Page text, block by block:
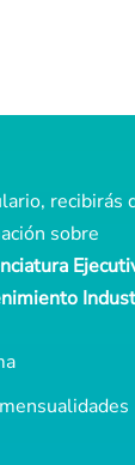
recibirás
sobre